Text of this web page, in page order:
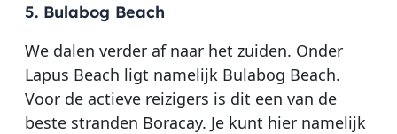
5. Bulabog Beach
We dalen verder af naar het zuiden. Onder
Lapus Beach ligt namelijk Bulabog Beach.
Voor de actieve reizigers is dit een van de
beste stranden Boracay. Je kunt hier namelijk